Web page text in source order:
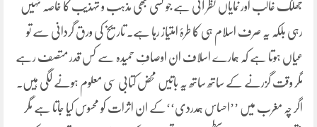
جھلک غالب اور نمایاں نظر آتی ہے جو کسی بھی مذہب و تہذیب کا خاصہ نہیں
رہی بلکہ یہ صرف اسلام ہی کا طرۂ امتیاز رہا ہے۔ تاریخ کی ورق گردانی سے تو
عیاں ہوتا ہے کہ ہمارے اسلاف ان اوصافِ حمیدہ سے کس قدر متصف رہے
مگر وقت گزرنے کے ساتھ ساتھ یہ باتیں محض کتابی سی معلوم ہونے لگی ہیں۔
اگر چہ مغرب میں ’’احساس ہمدردی‘‘کے ان اثرات کو محسوس کیا جاتا ہے مگر